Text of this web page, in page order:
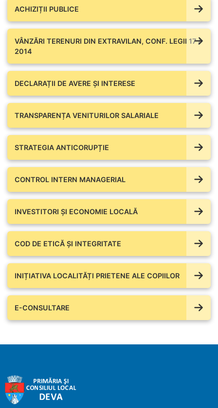
ACHIZIȚII PUBLICE
VÂNZĂRI TERENURI DIN EXTRAVILAN, CONF. LEGII 17 /
2014
DECLARAȚII DE AVERE ŞI INTERESE
TRANSPARENȚA VENITURILOR SALARIALE
STRATEGIA ANTICORUPȚIE
CONTROL INTERN MANAGERIAL
INVESTITORI ȘI ECONOMIE LOCALĂ
COD DE ETICĂ ȘI INTEGRITATE
INIȚIATIVA LOCALITĂȚI PRIETENE ALE COPIILOR
E-CONSULTARE